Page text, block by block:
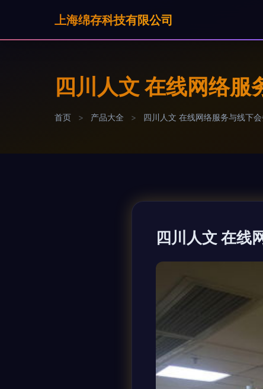
上海绵存科技有限公司
四川人文 在线网络服
首页 > 产品大全 > 四川人文 在线网络服务与线下
四川人文 在线